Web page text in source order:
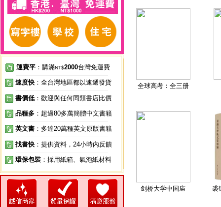
運費平 ：購滿NT$2000台灣免運費
速度快 ：全台灣地區都以速遞發貨
書價低 ：歡迎與任何同類書店比價
品種多 ：超過80多萬簡體中文書籍
英文書 ：多達20萬種英文原版書籍
找書快 ：提供資料，24小時內反饋
環保包裝 ：採用紙箱、氣泡紙材料
全球高考：全三册
剑桥大学中国庙 裘